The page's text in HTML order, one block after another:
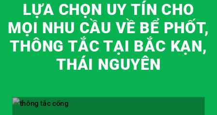
LỰA CHỌN UY TÍN CHO
MỌI NHU CẦU VỀ BỂ PHỐT,
THÔNG TẮC TẠI BẮC KẠN,
THÁI NGUYÊN